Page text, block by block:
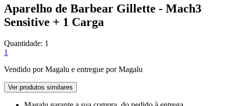
Aparelho de Barbear Gillette - Mach3
Sensitive + 1 Carga
Quantidade: 1
1
Vendido porMagalu e entregue por Magalu
Ver produtos similares